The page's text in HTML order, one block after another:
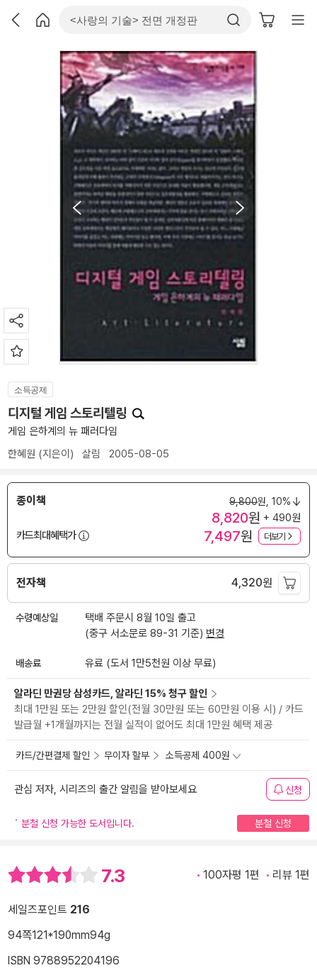
소득공제
디지털 게임 스토리텔링
게임 은하계의 뉴 패러다임
한혜원 (지은이) 살림 2005-08-05
종이책 9,800원, 10%
8,820원 + 490원
카드최대혜택가
7,497원 더보기
전자책 4,320원
수령예상일
택배 주문시 8월 10일 출고
(중구 서소문로 89-31 기준) 변경
배송료 유료 (도서 1만5천원 이상 무료)
알라딘 만권당 삼성카드, 알라딘 15% 청구 할인
최대 1만원 또는 2만원 할인(전월 30만원 또는 60만원 이용 시) / 카드
발급월 +1개월까지는 전월 실적이 없어도 최대 1만원 혜택 제공
카드/간편결제 할인 무이자 할부 소득공제 400원
관심 저자, 시리즈의 출간 알림을 받아보세요 신청
분철 신청 가능한 도서입니다. 분철 신청
7.3 100자평 1편 리뷰 1편
세일즈포인트 216
94쪽121*190mm94g
ISBN 9788952204196